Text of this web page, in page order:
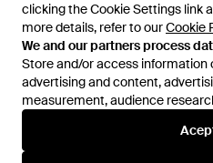
clicking the Cookie Settings link
more details, refer to ourCookie
We and our partners process
Store and/or access information
advertising and content,
measurement, audience
Disponible anteriormente en: